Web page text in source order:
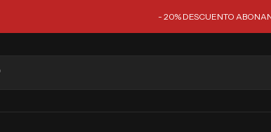
- 20% DESCUENTO ABONANDO